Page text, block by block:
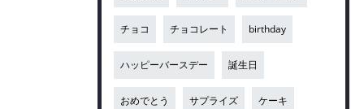
チョコ チョコレート birthday
ハッピーバースデー 誕生日
おめでとう サプライズ ケーキ